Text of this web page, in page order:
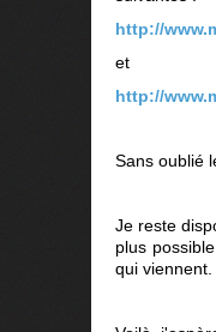
http://
et
http://
Sans oublié
Je reste
plus
qui viennent.